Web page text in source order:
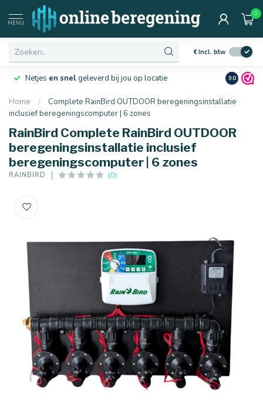
MENU
0
€Incl. btw
Netjes en snelgeleverd bij jou op locatie Ruim10
9.0
Home /
Complete RainBird OUTDOOR beregeningsinstallatie
inclusief beregeningscomputer | 6 zones
RainBird Complete RainBird OUTDOOR
beregeningsinstallatie inclusief
beregeningscomputer | 6 zones
RAINBIRD (0)